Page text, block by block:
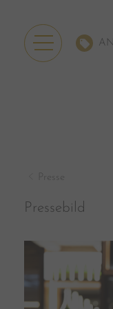
Presse
Pressebild